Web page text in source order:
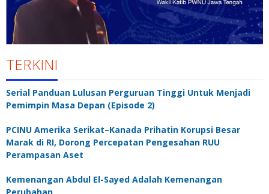
TERKINI
Serial Panduan Lulusan Perguruan Tinggi Untuk Menjadi
Pemimpin Masa Depan (Episode 2)
PCINU Amerika Serikat–Kanada Prihatin Korupsi Besar
Marak di RI, Dorong Percepatan Pengesahan RUU
Perampasan Aset
Kemenangan Abdul El-Sayed Adalah Kemenangan